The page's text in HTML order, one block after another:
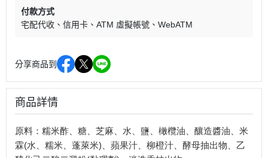
付款方式
宅配代收
信用卡 ATM 虛擬帳號 WebATM
分享商品到
商品詳情
原料：糯米酢、糖、芝麻、水、鹽、橄欖油、釀造醬油、米
霖(水、糯米、蓬萊米)、蘋果汁、柳橙汁、酵母抽出物、乙